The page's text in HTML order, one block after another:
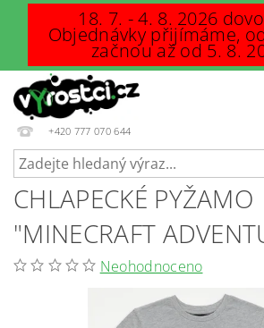
18. 7. - 4. 8. 2026
Objednávky přijímáme,
začnou až od 5. 8.
+420 777 070 644
CHLAPECKÉ PYŽAMO
"MINECRAFT
Neohodnoceno